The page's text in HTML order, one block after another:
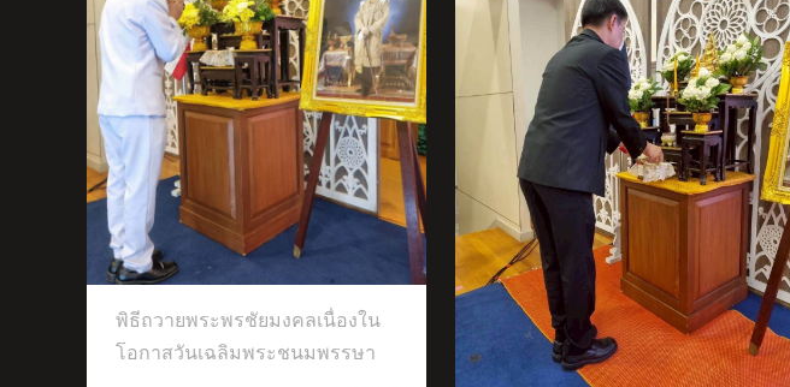
พิธีถวายพระพรชัยมงคลเนื่องใน
โอกาสวันเฉลิมพระชนมพรรษา
ประกอบพิธีทำบุญตักบาตร เนื่องใน
ตัวแทนเด็ก และเยาวชนจากศูนย์ส่ง
เสริมศิลปวัฒนธรรมนานาชาติ